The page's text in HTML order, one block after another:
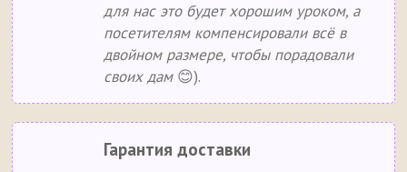
для нас это будет хорошим уроком, а
посетителям компенсировали всё в
двойном размере, чтобы порадовали
своих дам😊).
Гарантия доставки